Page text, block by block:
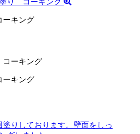
キング
キング